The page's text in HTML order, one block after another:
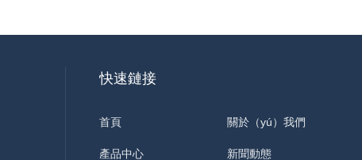
快速鏈接
首頁 關於（yú）我們
產品中心 新聞動態